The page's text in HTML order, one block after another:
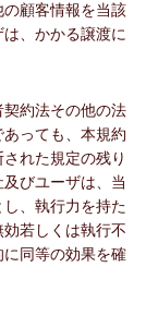
顧客情報を当該
、かかる譲渡に
約法その他の法
っても、本規約
れた規定の残り
びユーザは、当
、執行力を持た
若しくは執行不
同等の効果を確